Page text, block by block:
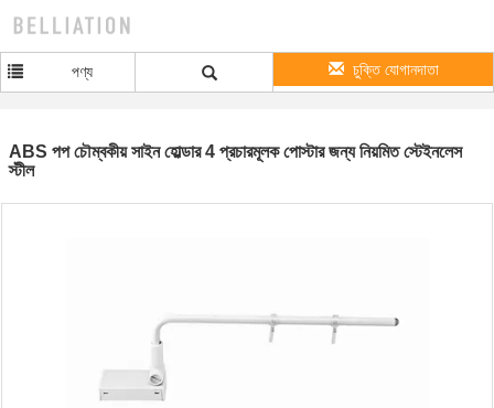
পণ্য চুক্তি যোগানদাতা
ABS পপ চৌম্বকীয় সাইন হোল্ডার 4 প্রচারমূলক পোস্টার জন্য নিয়মিত স্টেইনলেস
স্টীল